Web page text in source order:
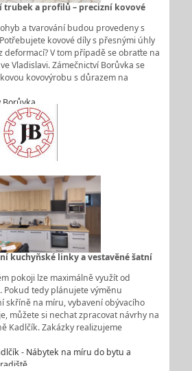
trubek a profilů – precizní kovové
a tvarování budou provedeny s
kovové díly s přesnými úhly
deformací? V tom případě se obraťte na
Vladislavi. Zámečnictví Borůvka se
kovovýrobu s důrazem na
Borůvka
kuchyňské linky a vestavěné šatní
pokoji lze maximálně využít od
Pokud tedy plánujete výměnu
skříně na míru, vybavení obývacího
můžete si nechat zpracovat návrhy na
Kadlčík. Zakázky realizujeme
- Nábytek na míru do bytu a